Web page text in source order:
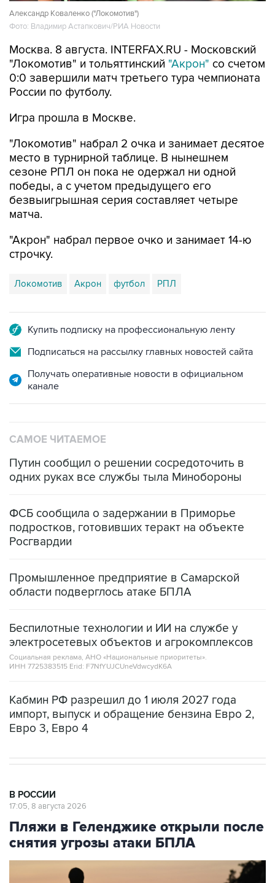
Александр Коваленко ("Локомотив")
Фото: Владимир Астапкович/РИА Новости
Москва. 8 августа. INTERFAX.RU - Московский
"Локомотив" и тольяттинский "Акрон" со счетом
0:0 завершили матч третьего тура чемпионата
России по футболу.
Игра прошла в Москве.
"Локомотив" набрал 2 очка и занимает десятое
место в турнирной таблице. В нынешнем
сезоне РПЛ он пока не одержал ни одной
победы, а с учетом предыдущего его
безвыигрышная серия составляет четыре
матча.
"Акрон" набрал первое очко и занимает 14-ю
строчку.
Локомотив Акрон футбол РПЛ
Купить подписку на профессиональную ленту
Подписаться на рассылку главных новостей сайта
Получать оперативные новости в официальном
канале
САМОЕ ЧИТАЕМОЕ
Путин сообщил о решении сосредоточить в
одних руках все службы тыла Минобороны
ФСБ сообщила о задержании в Приморье
подростков, готовивших теракт на объекте
Росгвардии
Промышленное предприятие в Самарской
области подверглось атаке БПЛА
Беспилотные технологии и ИИ на службе у
электросетевых объектов и агрокомплексов
Социальная реклама, АНО «Национальные приоритеты».
ИНН 7725383515 Erid: F7NfYUJCUneVdwcydK6A
Кабмин РФ разрешил до 1 июля 2027 года
импорт, выпуск и обращение бензина Евро 2,
Евро 3, Евро 4
В РОССИИ
17:05, 8 августа 2026
Пляжи в Геленджике открыли после
снятия угрозы атаки БПЛА